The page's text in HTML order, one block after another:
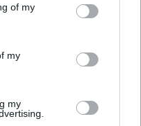
You may click to
its third-party tags to
in below Google
of my
my
my